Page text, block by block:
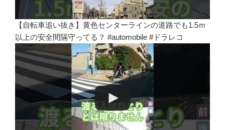
【自転車追い抜き】黄色センターラインの道路でも1.5ｍ
以上の安全間隔守ってる？ #automobile #ドラレコ